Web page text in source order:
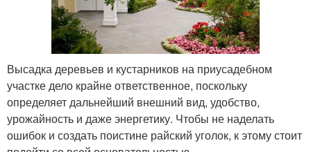
Высадка деревьев и кустарников на приусадебном
участке дело крайне ответственное, поскольку
определяет дальнейший внешний вид, удобство,
урожайность и даже энергетику. Чтобы не наделать
ошибок и создать поистине райский уголок, к этому стоит